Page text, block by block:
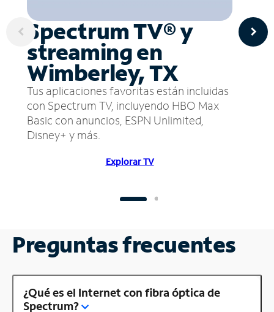
Spectrum TV® y
streaming en
Wimberley, TX
Tus aplicaciones favoritas están incluidas
con Spectrum TV, incluyendo HBO Max
Basic con anuncios, ESPN Unlimited,
Disney+ y más.
Explorar TV
Preguntas frecuentes
¿Qué es el Internet con fibra óptica de
Spectrum?